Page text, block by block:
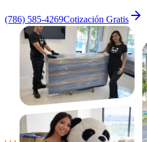
(786) 585-4269Cotización Gratis